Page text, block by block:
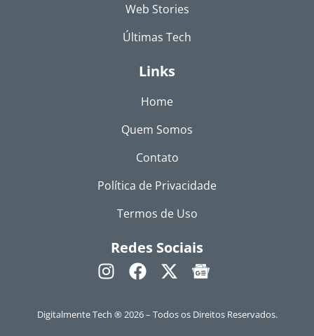
Web Stories
Últimas Tech
Links
Home
Quem Somos
Contato
Política de Privacidade
Termos de Uso
Redes Sociais
Digitalmente Tech ® 2026 – Todos os Direitos Reservados.